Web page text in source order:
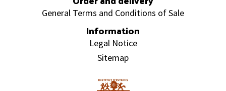
General Terms and Conditions of Sale
Information
Legal Notice
Sitemap